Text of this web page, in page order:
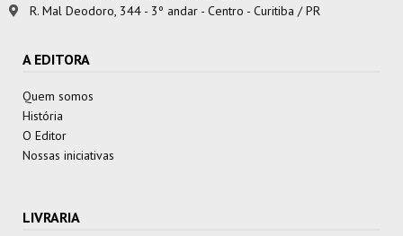
R. Mal Deodoro, 344 - 3º andar - Centro - Curitiba / PR
A EDITORA
Quem somos
História
O Editor
Nossas iniciativas
LIVRARIA